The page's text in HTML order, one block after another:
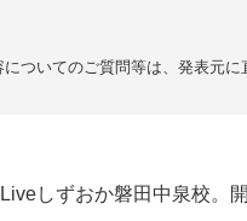
ついてのご質問等は、発表元に
しずおか磐田中泉校。